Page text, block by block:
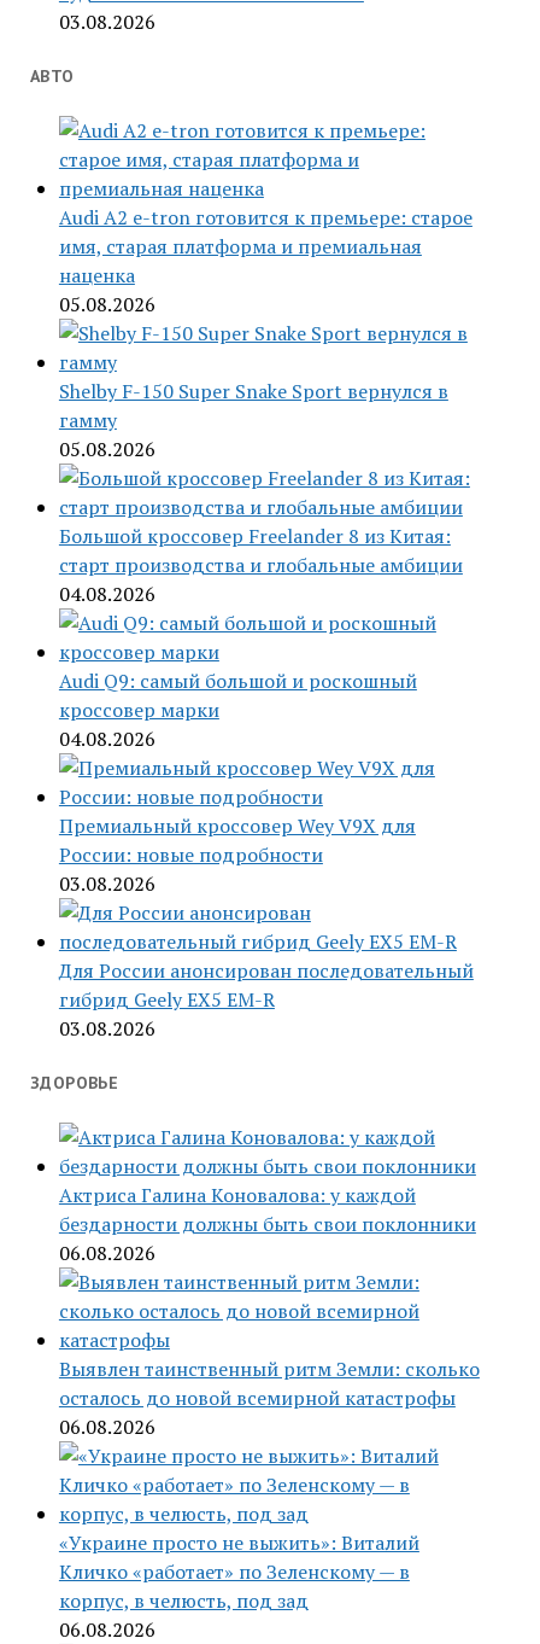
03.08.2026
АВТО
Audi A2 e-tron готовится к премьере: старое
имя, старая платформа и премиальная
наценка
05.08.2026
Shelby F-150 Super Snake Sport вернулся в
гамму
05.08.2026
Большой кроссовер Freelander 8 из Китая:
старт производства и глобальные амбиции
04.08.2026
Audi Q9: самый большой и роскошный
кроссовер марки
04.08.2026
Премиальный кроссовер Wey V9X для
России: новые подробности
03.08.2026
Для России анонсирован последовательный
гибрид Geely EX5 EM-R
03.08.2026
ЗДОРОВЬЕ
Актриса Галина Коновалова: у каждой
бездарности должны быть свои поклонники
06.08.2026
Выявлен таинственный ритм Земли: сколько
осталось до новой всемирной катастрофы
06.08.2026
«Украине просто не выжить»: Виталий
Кличко «работает» по Зеленскому — в
корпус, в челюсть, под зад
06.08.2026